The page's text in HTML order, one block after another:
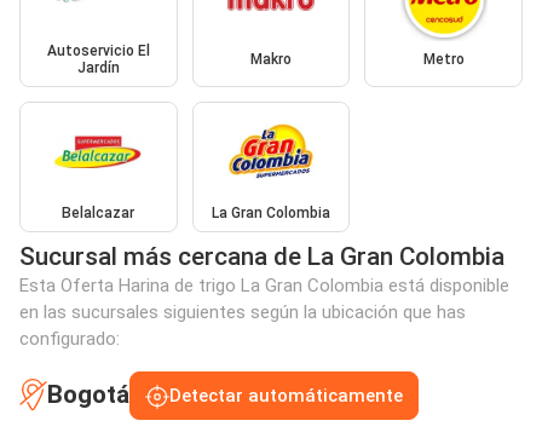
Autoservicio El
Jardín
Makro Metro
Belalcazar La Gran Colombia
Sucursal más cercana de La Gran Colombia
Esta Oferta Harina de trigo La Gran Colombia está disponible
en las sucursales siguientes según la ubicación que has
configurado:
Bogotá Detectar automáticamente